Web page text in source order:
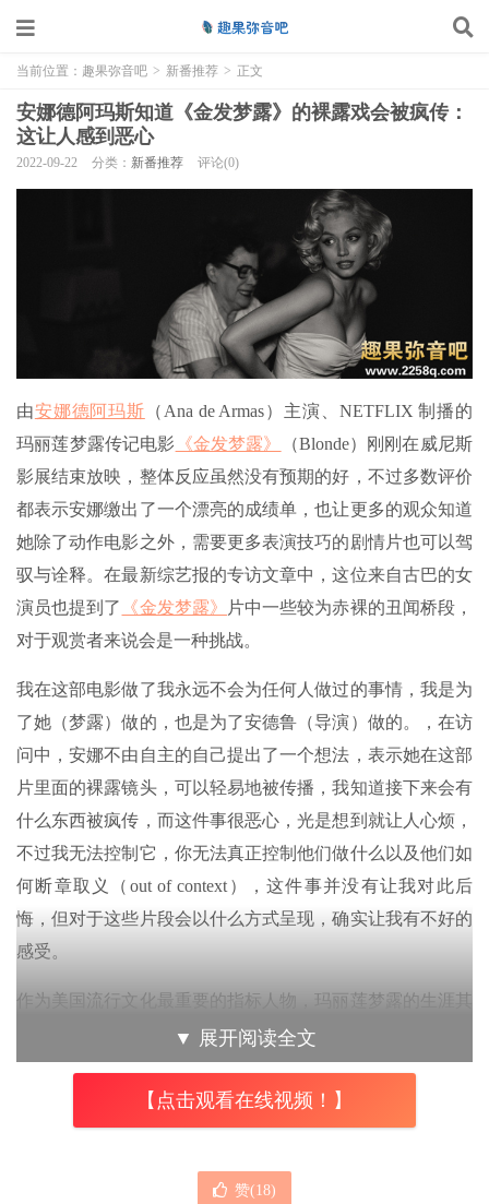
当前位置： 趣果弥音吧 > 新番推荐 > 正文
安娜德阿玛斯知道《金发梦露》的裸露戏会被疯传：
这让人感到恶心
2022-09-22 分类： 新番推荐 评论(0)
由安娜德阿玛斯 （Ana de Armas）主演、NETFLIX 制播的
玛丽莲梦露传记电影 《金发梦露》
（Blonde）刚刚在威尼斯
影展结束放映，整体反应虽然没有预期的好，不过多数评价
都表示安娜缴出了一个漂亮的成绩单，也让更多的观众知道
她除了动作电影之外，需要更多表演技巧的剧情片也可以驾
驭与诠释。在最新综艺报的专访文章中，这位来自古巴的女
演员也提到了
《金发梦露》
片中一些较为赤裸的丑闻桥段，
对于观赏者来说会是一种挑战。
我在这部电影做了我永远不会为任何人做过的事情，我是为
了她（梦露）做的，也是为了安德鲁（导演）做的。，在访
问中，安娜不由自主的自己提出了一个想法，表示她在这部
片里面的裸露镜头，可以轻易地被传播，我知道接下来会有
什么东西被疯传，而这件事很恶心，光是想到就让人心烦，
不过我无法控制它，你无法真正控制他们做什么以及他们如
何断章取义（out of context），这件事并没有让我对此后
悔，但对于这些片段会以什么方式呈现，确实让我有不好的
感受。
作为美国流行文化最重要的指标人物，玛丽莲梦露的生涯其
实充满冲突矛盾与对抗，这可能也是《金发梦露》
题与风格方向之一，而安娜这段话的意思，就某些角度思
考，更偏向了身为一名演员，在尝试了更多不一样的表演形
式与挑战之后，被广为流传的却只有其中裸露的片段，对于
▼ 展开阅读全文
【点击观看在线视频！】
赞(18)